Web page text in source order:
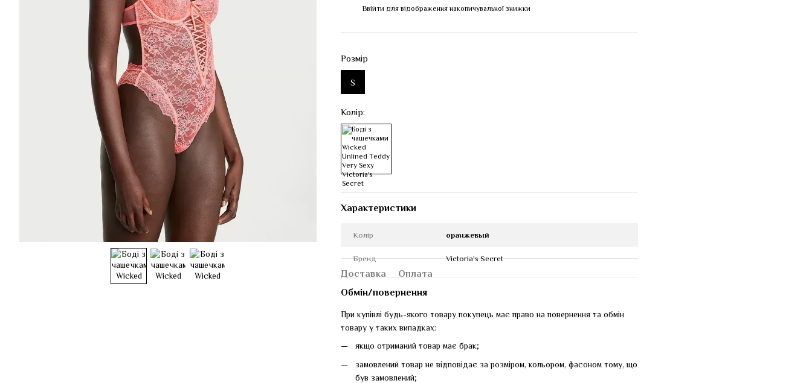
Ввійти для відображення накопичувальної знижки
Розмір
S
Колір:
Характеристики
Колір оранжевый
Бренд Victoria's Secret
Доставка
Оплата
Обмін/повернення
При купівлі будь-якого товару покупець має право на повернення та обмін
товару у таких випадках:
якщо отриманий товар має брак;
замовлений товар не відповідає за розміром, кольором, фасоном тому, що
був замовлений;